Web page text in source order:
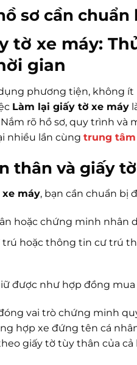
sơ cần
tờ xe máy:
gian
phương tiện, không
Làm lại giấy tờ xe máy
rõ hồ sơ, quy trình
nhiều lần cùng trung
thân và giấy
máy, bạn cần chuẩn bị
hoặc chứng minh nhân
trú hoặc thông tin cư trú
được như hợp đồng
vai trò chứng minh
hợp xe đứng tên cá
giấy tờ tùy thân của cả